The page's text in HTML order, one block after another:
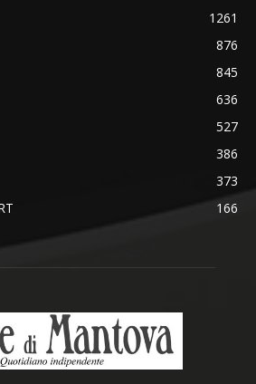
1261
876
845
636
527
386
373
166